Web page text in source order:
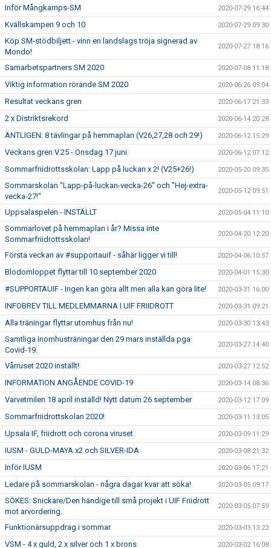
Inför Mångkamps-SM 2020-07-29 16:44
Kvällskampen 9 och 10 2020-07-29 09:30
Köp SM-stödbiljett - vinn en landslags tröja signerad av
Mondo!
2020-07-27 18:16
Samarbetspartners SM 2020 2020-07-08 11:18
Viktig information rörande SM 2020 2020-06-26 09:04
Resultat veckans gren 2020-06-17 21:33
2 x Distriktsrekord 2020-06-14 20:28
ÄNTLIGEN: 8 tävlingar på hemmaplan (V26,27,28 och 29!) 2020-06-12 15:29
Veckans gren V.25 - Onsdag 17 juni 2020-06-12 07:12
Sommarfriidrottsskolan: Lapp på luckan x 2! (V25+26!) 2020-05-20 09:35
Sommarskolan "Lapp-på-luckan-vecka-26" och "Hej-extra-
vecka-27!"
2020-05-12 09:51
Uppsalaspelen - INSTÄLLT 2020-05-04 11:10
Sommarlovet på hemmaplan i år? Missa inte
Sommarfriidrottsskolan!
2020-04-20 12:20
Första veckan av #supportauif - såhär ligger vi till! 2020-04-06 10:57
Blodomloppet flyttar till 10 september 2020 2020-04-01 15:30
#SUPPORTAUIF - Ingen kan göra allt men alla kan göra lite! 2020-03-31 16:00
INFOBREV TILL MEDLEMMARNA I UIF FRIIDROTT 2020-03-31 09:21
Alla träningar flyttar utomhus från nu! 2020-03-30 13:43
Samtliga inomhusträningar den 29 mars inställda pga
Covid-19.
2020-03-27 14:40
Vårruset 2020 inställt! 2020-03-27 12:52
INFORMATION ANGÅENDE COVID-19 2020-03-14 08:36
Varvetmilen 18 april inställd! Nytt datum 26 september 2020-03-12 17:09
Sommarfriidrottskolan 2020! 2020-03-11 13:05
Upsala IF, friidrott och corona viruset 2020-03-09 11:29
IUSM - GULD-MAYA x2 och SILVER-IDA 2020-03-08 21:32
Inför IUSM 2020-03-06 17:21
Ledare på sommarskolan - några dagar kvar att söka! 2020-03-05 09:17
SÖKES: Snickare/Den händige till små projekt i UIF Friidrott
mot arvordering.
2020-03-05 07:59
Funktionärsuppdrag i sommar 2020-03-03 13:22
VSM - 4 x guld, 2 x silver och 1 x brons 2020-03-02 16:08